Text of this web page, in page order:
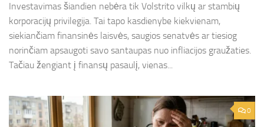
Investavimas šiandien nebėra tik Volstrito vilkų ar stambių
korporacijų privilegija. Tai tapo kasdienybe kiekvienam,
siekiančiam finansinės laisvės, saugios senatvės ar tiesiog
norinčiam apsaugoti savo santaupas nuo infliacijos graužaties.
Tačiau žengiant į finansų pasaulį, vienas...
0